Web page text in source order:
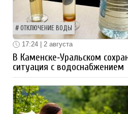
ОТКЛЮЧЕНИЕ ВОДЫ
17:24 | 2 августа
В Каменске‑Уральском
ситуация с водоснабжением